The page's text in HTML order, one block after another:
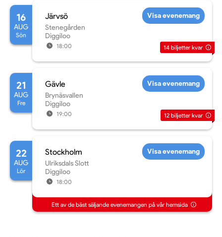
16
AUG
Sön
Järvsö
Stenegården
Diggiloo
18:00
Visa evenemang
14 biljetter kvar
21
AUG
Fre
Gävle
Brynäsvallen
Diggiloo
19:00
Visa evenemang
12 biljetter kvar
22
AUG
Lör
Stockholm
Ulriksdals Slott
Diggiloo
18:00
Visa evenemang
Ett av de bäst säljande evenemangen på vår hemsida